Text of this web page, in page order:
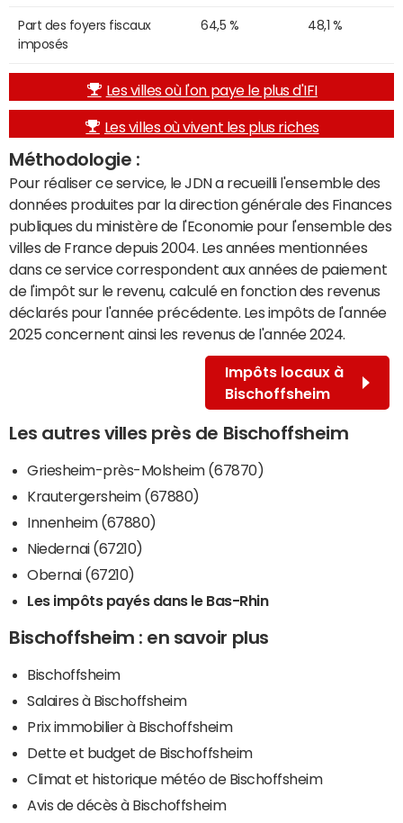
Part des foyers fiscaux
imposés
64,5 % 48,1 %
Les villes où l'on paye le plus d'IFI
Les villes où vivent les plus riches
Méthodologie :
Pour réaliser ce service, le JDN a recueilli l'ensemble des
données produites par la direction générale des Finances
publiques du ministère de l'Economie pour l'ensemble des
villes de France depuis 2004. Les années mentionnées
dans ce service correspondent aux années de paiement
de l'impôt sur le revenu, calculé en fonction des revenus
déclarés pour l'année précédente. Les impôts de l'année
2025 concernent ainsi les revenus de l'année 2024.
Impôts locaux à
Bischoffsheim
Les autres villes près de Bischoffsheim
Griesheim-près-Molsheim (67870)
Krautergersheim (67880)
Innenheim (67880)
Niedernai (67210)
Obernai (67210)
Les impôts payés dans le Bas-Rhin
Bischoffsheim : en savoir plus
Bischoffsheim
Salaires à Bischoffsheim
Prix immobilier à Bischoffsheim
Dette et budget de Bischoffsheim
Climat et historique météo de Bischoffsheim
Avis de décès à Bischoffsheim